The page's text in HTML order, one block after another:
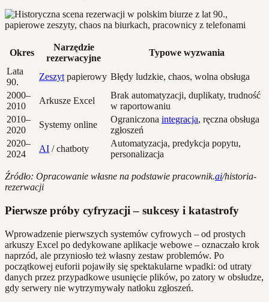
Okres
Narzędzie
rezerwacyjne
Typowe wyzwania
Lata
90.
Zeszyt papierowy Błędy ludzkie, chaos, wolna obsługa
2000–
2010
Arkusze Excel
Brak automatyzacji, duplikaty, trudność
w raportowaniu
2010–
2020
Systemy online
Ograniczona integracja, ręczna obsługa
zgłoszeń
2020–
2024
AI / chatboty
Automatyzacja, predykcja popytu,
personalizacja
Źródło: Opracowanie własne na podstawie pracownik.ai/historia-
rezerwacji
Pierwsze próby cyfryzacji – sukcesy i katastrofy
Wprowadzenie pierwszych systemów cyfrowych – od prostych
arkuszy Excel po dedykowane aplikacje webowe – oznaczało krok
naprzód, ale przyniosło też własny zestaw problemów. Po
początkowej euforii pojawiły się spektakularne wpadki: od utraty
danych przez przypadkowe usunięcie plików, po zatory w obsłudze,
gdy serwery nie wytrzymywały natłoku zgłoszeń.